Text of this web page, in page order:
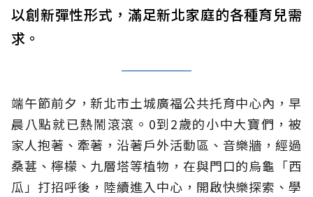
以創新彈性形式，滿足新北家庭的各種育兒需
求。
端午節前夕，新北市土城廣福公共托育中心內，早
晨八點就已熱鬧滾滾。0到2歲的小中大寶們，被
家人抱著、牽著，沿著戶外活動區、音樂牆，經過
桑葚、檸檬、九層塔等植物，在與門口的烏龜「西
瓜」打招呼後，陸續進入中心，開啟快樂探索、學